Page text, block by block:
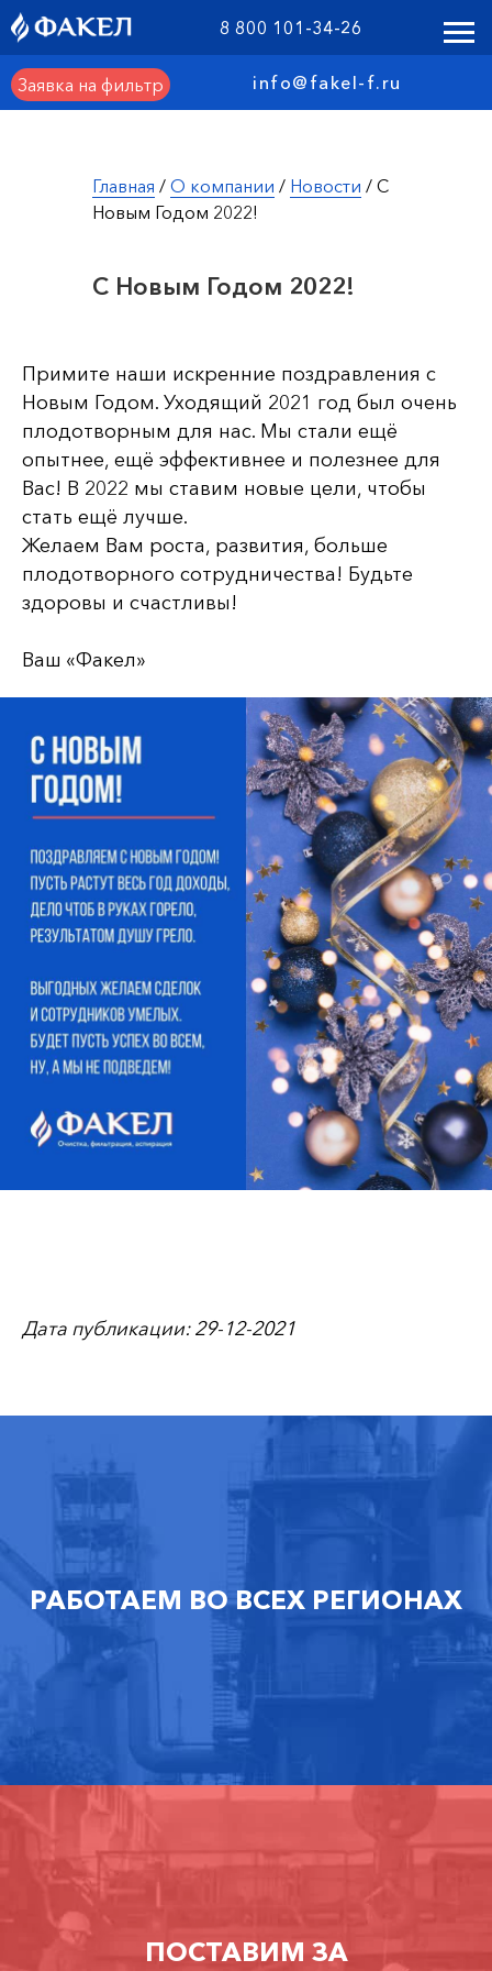
8 800 101-34-26
Заявка на фильтр info@fakel-f.ru
Главная / О компании / Новости / С
Новым Годом 2022!
С Новым Годом 2022!
Примите наши искренние поздравления с
Новым Годом. Уходящий 2021 год был очень
плодотворным для нас. Мы стали ещё
опытнее, ещё эффективнее и полезнее для
Вас! В 2022 мы ставим новые цели, чтобы
стать ещё лучше.
Желаем Вам роста, развития, больше
плодотворного сотрудничества! Будьте
здоровы и счастливы!
Ваш «Факел»
Дата публикации: 29-12-2021
РАБОТАЕМ ВО ВСЕХ РЕГИОНАХ
ПОСТАВИМ ЗА